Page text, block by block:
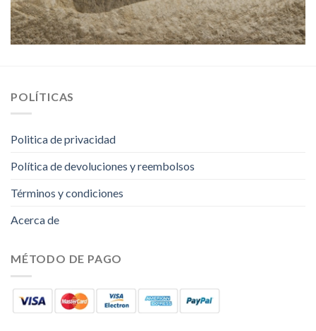
POLÍTICAS
Politica de privacidad
Política de devoluciones y reembolsos
Términos y condiciones
Acerca de
MÉTODO DE PAGO